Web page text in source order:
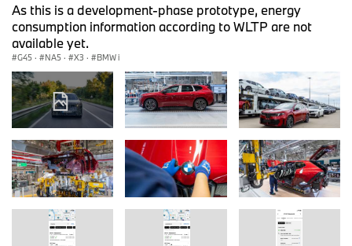
As this is a development-phase prototype, energy
consumption information according to WLTP are not
available yet.
G45 · NA5 · X3 · BMW i